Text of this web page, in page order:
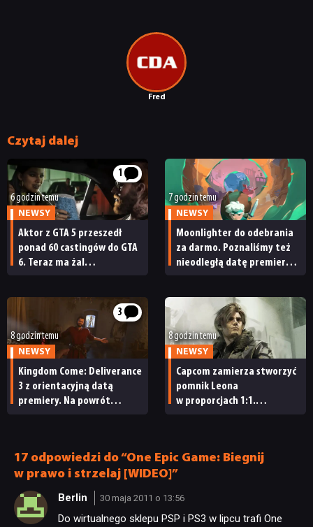
Fred
Czytaj dalej
1
6 godzin temu
NEWSY
Aktor z GTA 5 przeszedł
ponad 60 castingów do GTA
6. Teraz ma żal
7 godzin temu
NEWSY
Moonlighter do odebrania
za darmo. Poznaliśmy też
nieodległą datę premiery
3
8 godzin temu
NEWSY
Kingdom Come: Deliverance
3 z orientacyjną datą
premiery. Na powrót
8 godzin temu
NEWSY
Capcom zamierza stworzyć
pomnik Leona
w proporcjach 1:1.
17 odpowiedzi do “One Epic Game: Biegnij
w prawo i strzelaj [WIDEO]”
Berlin 30 maja 2011 o 13:56
Do wirtualnego sklepu PSP i PS3 w lipcu trafi One